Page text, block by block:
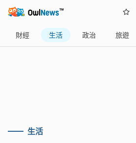
財經 生活 政治 旅遊
生活